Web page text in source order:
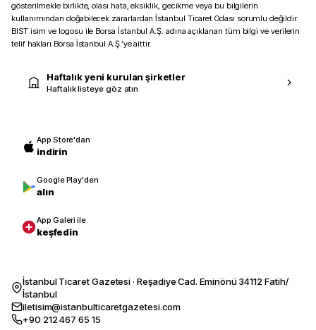
gösterilmekle birlikte, olası hata, eksiklik, gecikme veya bu bilgilerin
kullanımından doğabilecek zararlardan İstanbul Ticaret Odası sorumlu değildir.
BIST isim ve logosu ile Borsa İstanbul A.Ş. adına açıklanan tüm bilgi ve verilerin
telif hakları Borsa İstanbul A.Ş.’ye aittir.
Haftalık yeni kurulan şirketler
Haftalık listeye göz atın
App Store'dan
indirin
Google Play'den
alın
App Galeri ile
keşfedin
İstanbul Ticaret Gazetesi · Reşadiye Cad. Eminönü 34112 Fatih/
İstanbul
iletisim@istanbulticaretgazetesi.com
+90 212 467 65 15